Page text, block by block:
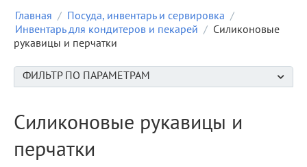
Главная / Посуда, инвентарь и сервировка /
Инвентарь для кондитеров и пекарей / Силиконовые
рукавицы и перчатки
ФИЛЬТР ПО ПАРАМЕТРАМ
Силиконовые рукавицы и
перчатки